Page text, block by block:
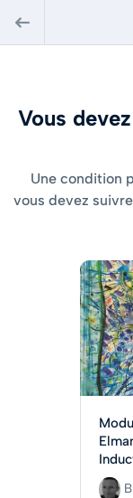
Vous
Une condition
vous devez